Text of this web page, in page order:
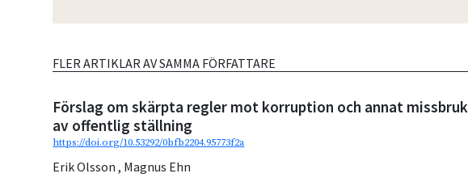
FLER ARTIKLAR AV SAMMA FÖRFATTARE
Förslag om skärpta regler mot korruption och annat missbruk
av offentlig ställning
https://doi.org/10.53292/0bfb2204.95773f2a
Erik Olsson, Magnus Ehn